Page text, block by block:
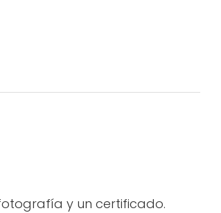
y un certificado.